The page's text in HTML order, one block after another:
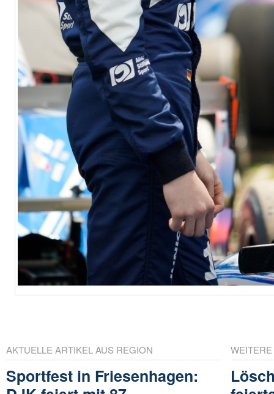
AKTUELLE ARTIKEL AUS REGION
Sportfest in Friesenhagen: